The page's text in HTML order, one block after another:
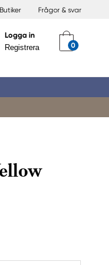
Butiker Frågor & svar
Logga in
Registrera